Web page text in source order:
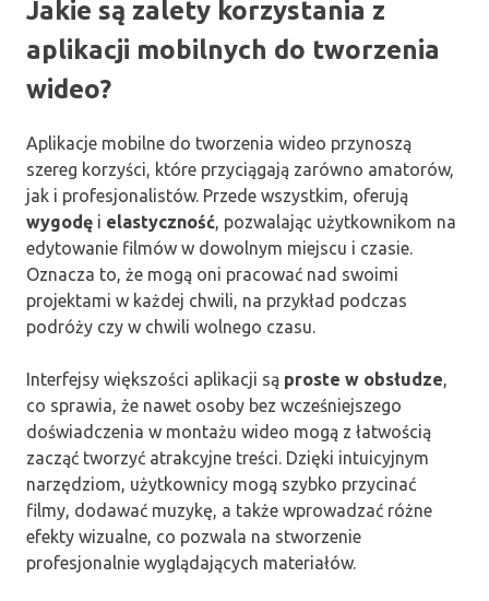
Jakie są zalety korzystania z
aplikacji mobilnych do tworzenia
wideo?
Aplikacje mobilne do tworzenia wideo przynoszą
szereg korzyści, które przyciągają zarówno amatorów,
jak i profesjonalistów. Przede wszystkim, oferują
wygodę i elastyczność, pozwalając użytkownikom na
edytowanie filmów w dowolnym miejscu i czasie.
Oznacza to, że mogą oni pracować nad swoimi
projektami w każdej chwili, na przykład podczas
podróży czy w chwili wolnego czasu.
Interfejsy większości aplikacji są proste w obsłudze,
co sprawia, że nawet osoby bez wcześniejszego
doświadczenia w montażu wideo mogą z łatwością
zacząć tworzyć atrakcyjne treści. Dzięki intuicyjnym
narzędziom, użytkownicy mogą szybko przycinać
filmy, dodawać muzykę, a także wprowadzać różne
efekty wizualne, co pozwala na stworzenie
profesjonalnie wyglądających materiałów.